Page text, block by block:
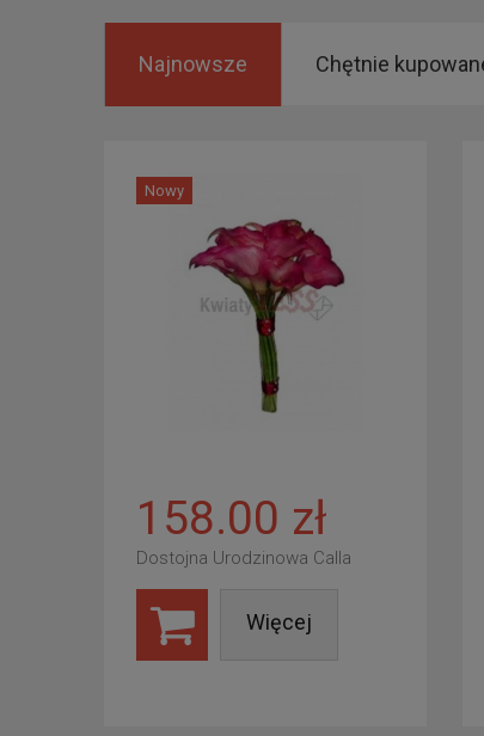
Najnowsze Chętnie
Nowy
158.00 zł
Dostojna Urodzinowa Calla
Więcej